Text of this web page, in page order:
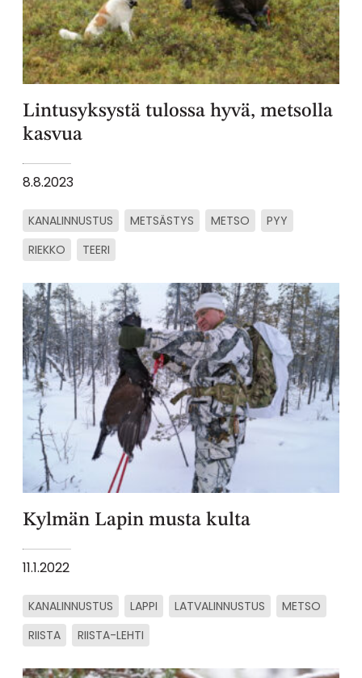
Lintusyksystä tulossa hyvä, metsolla
kasvua
8.8.2023
KANALINNUSTUS METSÄSTYS METSO
PYY
RIEKKO
TEERI
Kylmän Lapin musta kulta
11.1.2022
KANALINNUSTUS LAPPI LATVALINNUSTUS
METSO
RIISTA
RIISTA-LEHTI